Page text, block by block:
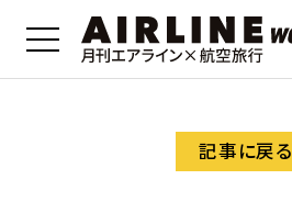
記事に戻る